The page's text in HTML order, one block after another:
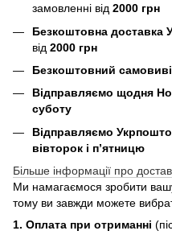
замовленні від 2000 грн
Безкоштовна доставка
від 2000 грн
Безкоштовний
Відправляємо щодня
суботу
Відправляємо
вівторок і п’ятницю
Більше інформації про
Ми намагаємося зробити
тому ви завжди можете
1. Оплата при отриманні